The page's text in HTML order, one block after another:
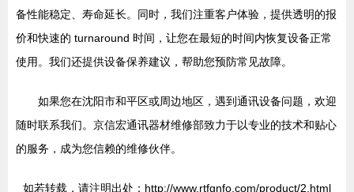
备性能稳定、寿命延长。同时，我们注重客户体验，提供透明的报
价和快速的 turnaround 时间，让您在最短的时间内恢复设备正常
使用。我们还提供设备保养建议，帮助您预防常见故障。
如果您在沈阳市和平区或周边地区，遇到通讯设备问题，欢迎
随时联系我们。京信宏通讯器材维修部致力于以专业的技术和贴心
的服务，成为您信赖的维修伙伴。
如若转载，请注明出处：http://www.rtfgnfo.com/product/2.html